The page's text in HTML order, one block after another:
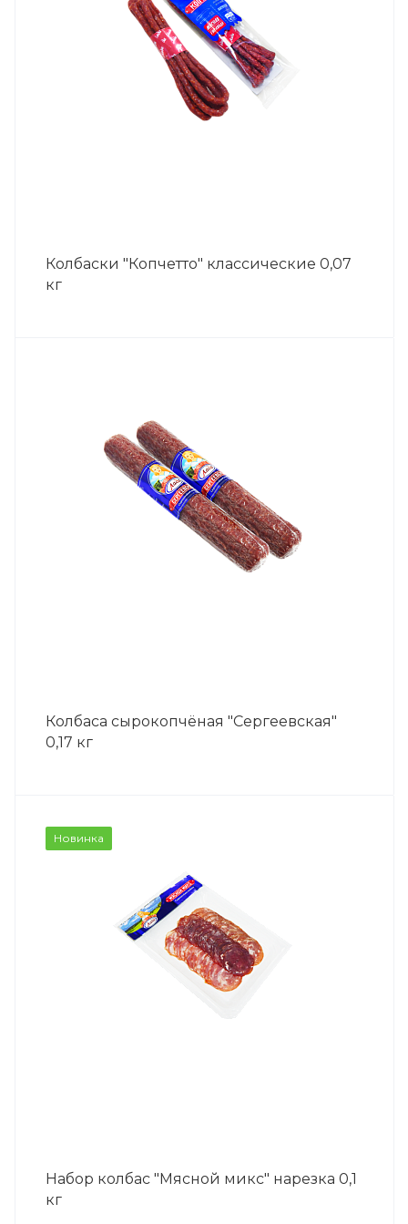
Колбаски "Копчетто" классические 0,07
кг
Колбаса сырокопчёная "Сергеевская"
0,17 кг
Новинка
Набор колбас "Мясной микс" нарезка 0,1
кг